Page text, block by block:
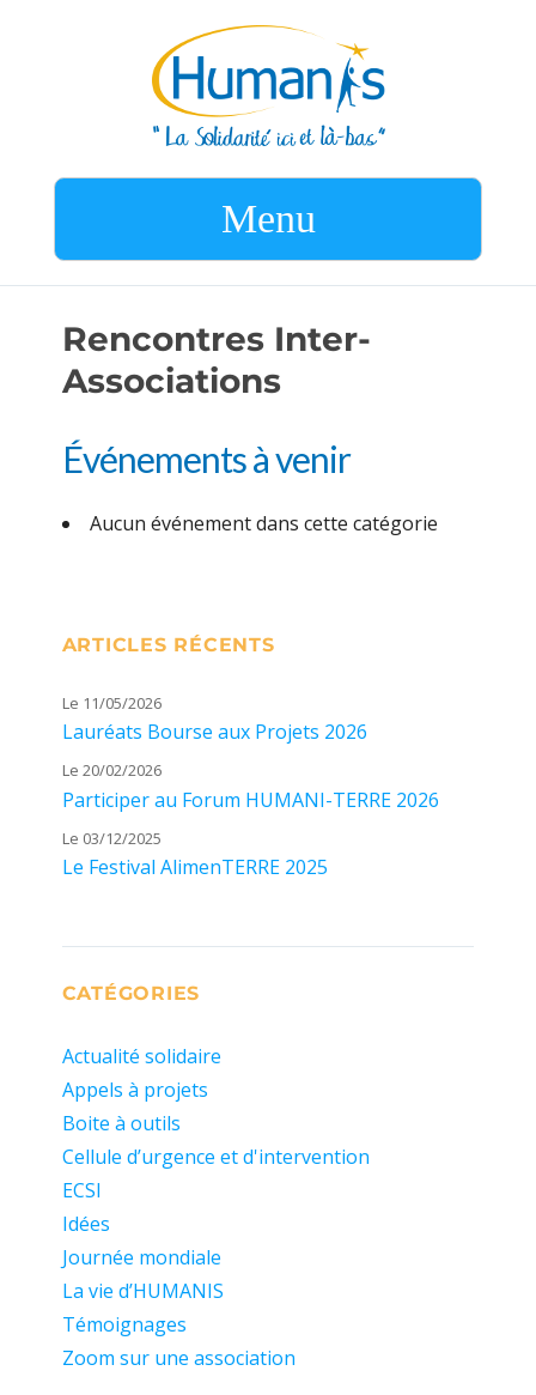
Menu
Rencontres Inter-
Associations
Événements à venir
Aucun événement dans cette catégorie
ARTICLES RÉCENTS
Le 11/05/2026
Lauréats Bourse aux Projets 2026
Le 20/02/2026
Participer au Forum HUMANI-TERRE 2026
Le 03/12/2025
Le Festival AlimenTERRE 2025
CATÉGORIES
Actualité solidaire
Appels à projets
Boite à outils
Cellule d’urgence et d'intervention
ECSI
Idées
Journée mondiale
La vie d’HUMANIS
Témoignages
Zoom sur une association